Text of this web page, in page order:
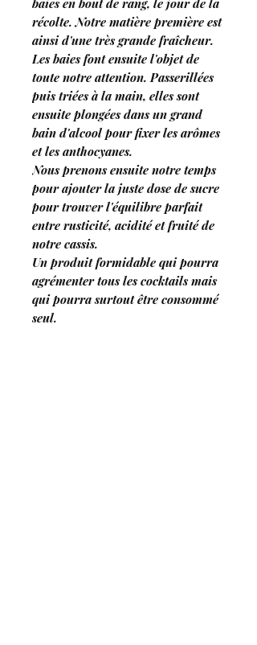
récolte. Notre matière première est
ainsi d'une très grande fraîcheur.
Les baies font ensuite l'objet de
toute notre attention. Passerillées
puis triées à la main, elles sont
ensuite plongées dans un grand
bain d'alcool pour fixer les arômes
et les anthocyanes.
Nous prenons ensuite notre temps
pour ajouter la juste dose de sucre
pour trouver l'équilibre parfait
entre rusticité, acidité et fruité de
notre cassis.
Un produit formidable qui pourra
agrémenter tous les cocktails mais
qui pourra surtout être consommé
seul.